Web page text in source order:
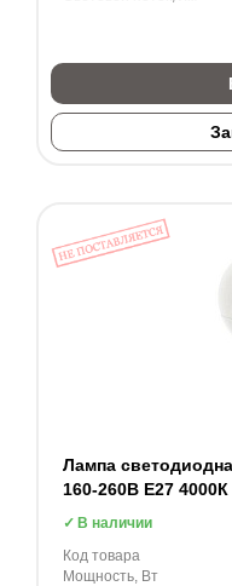
Лампа
160-260В Е27
В наличии
Код товара
Мощность, Вт